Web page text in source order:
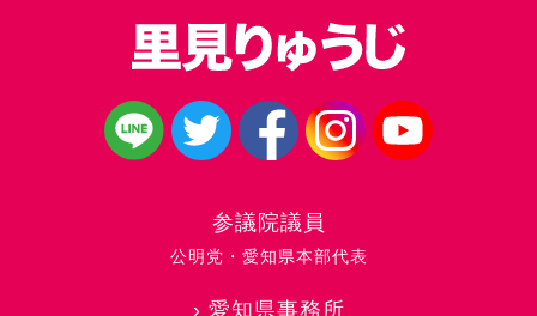
参議院議員
公明党・愛知県本部代表
› 愛知県事務所